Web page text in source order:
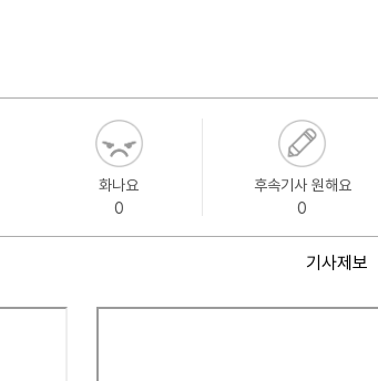
화나요
0
후속기사 원해요
0
기사제보